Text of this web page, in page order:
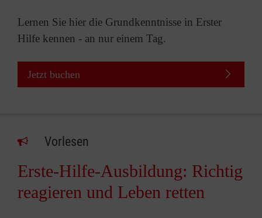
Lernen Sie hier die Grundkenntnisse in Erster
Hilfe kennen - an nur einem Tag.
Jetzt buchen
Vorlesen
Erste-Hilfe-Ausbildung: Richtig
reagieren und Leben retten